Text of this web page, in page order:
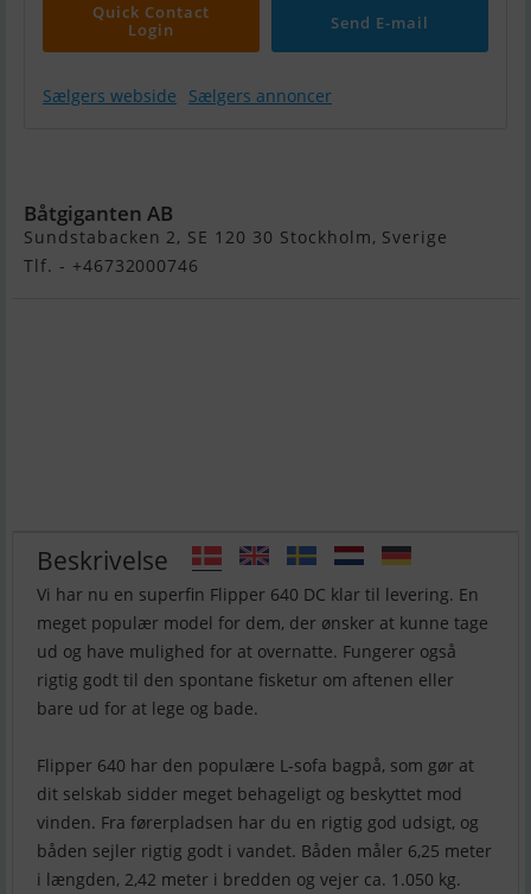
Quick Contact
Login
Send E-mail
Sælgers webside Sælgers annoncer
Båtgiganten AB
Sundstabacken 2, SE 120 30 Stockholm, Sverige
Tlf. - +46732000746
Beskrivelse
Vi har nu en superfin Flipper 640 DC klar til levering. En
meget populær model for dem, der ønsker at kunne tage
ud og have mulighed for at overnatte. Fungerer også
rigtig godt til den spontane fisketur om aftenen eller
bare ud for at lege og bade.
Flipper 640 har den populære L-sofa bagpå, som gør at
dit selskab sidder meget behageligt og beskyttet mod
vinden. Fra førerpladsen har du en rigtig god udsigt, og
båden sejler rigtig godt i vandet. Båden måler 6,25 meter
i længden, 2,42 meter i bredden og vejer ca. 1.050 kg.